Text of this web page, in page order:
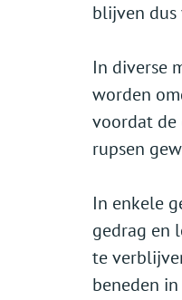
blijven
In diverse
worden
voordat de
rupsen
In enkele
gedrag en
te
beneden